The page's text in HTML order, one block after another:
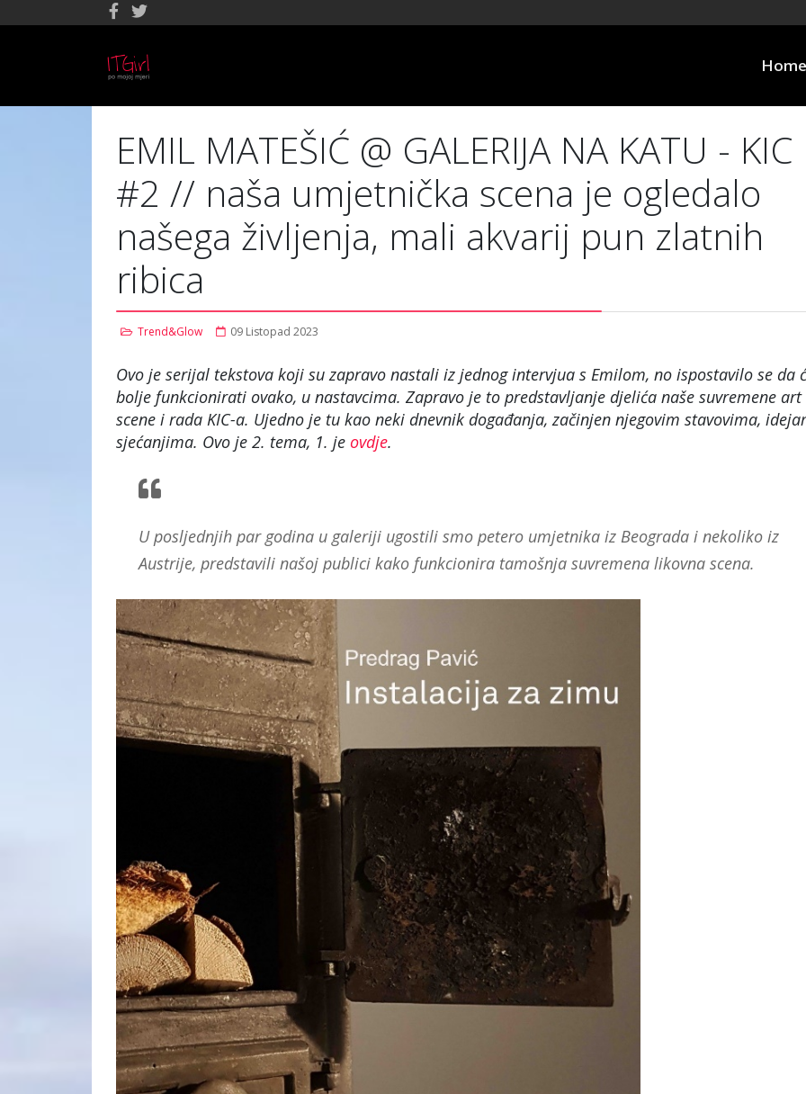
Home
EMIL MATEŠIĆ @ GALERIJA NA KATU - KIC
#2 // naša umjetnička scena je ogledalo
našega življenja, mali akvarij pun zlatnih
ribica
Trend&Glow 09 Listopad 2023
Ovo je serijal tekstova koji su zapravo nastali iz jednog intervjua s Emilom, no ispostavilo se da
bolje funkcionirati ovako, u nastavcima. Zapravo je to predstavljanje djelića naše suvremene art
scene i rada KIC-a. Ujedno je tu kao neki dnevnik događanja, začinjen njegovim stavovima,
sjećanjima. Ovo je 2. tema, 1. je ovdje.
U posljednjih par godina u galeriji ugostili smo petero umjetnika iz Beograda i nekoliko iz
Austrije, predstavili našoj publici kako funkcionira tamošnja suvremena likovna scena.